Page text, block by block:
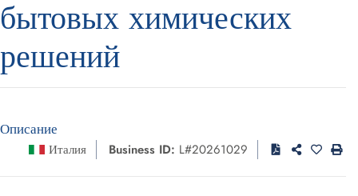
бытовых химических
решений
Описание
Италия Business ID: L#20261029